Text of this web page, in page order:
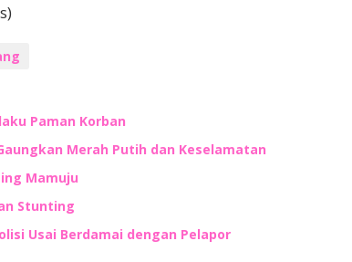
Paman Korban
Merah Putih dan Keselamatan
Mamuju
Stunting
Usai Berdamai dengan Pelapor